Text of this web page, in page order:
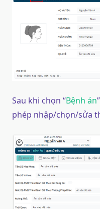
Sau khi chọn “Bệnh án
phép nhập/chọn/sửa